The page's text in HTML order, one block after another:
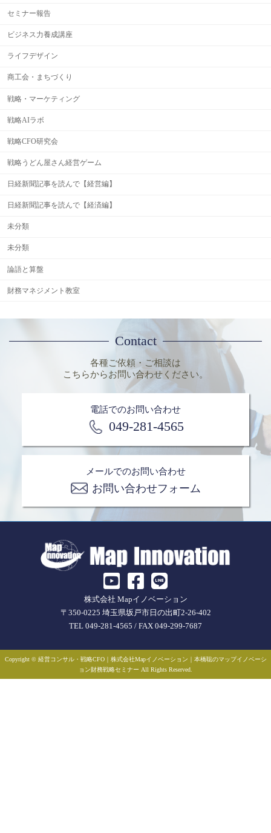
セミナー報告
ビジネス力養成講座
ライフデザイン
商工会・まちづくり
戦略・マーケティング
戦略AIラボ
戦略CFO研究会
戦略うどん屋さん経営ゲーム
日経新聞記事を読んで【経営編】
日経新聞記事を読んで【経済編】
未分類
未分類
論語と算盤
財務マネジメント教室
Contact
各種ご依頼・ご相談は
こちらからお問い合わせください。
電話でのお問い合わせ
049-281-4565
メールでのお問い合わせ
お問い合わせフォーム
株式会社 Mapイノベーション
〒350-0225 埼玉県坂戸市日の出町2-26-402
TEL 049-281-4565 / FAX 049-299-7687
Copyright © 経営コンサル・戦略CFO｜株式会社Mapイノベーション｜本橋聡のマップイノベーシ
ョン財務戦略セミナー All Rights Reserved.